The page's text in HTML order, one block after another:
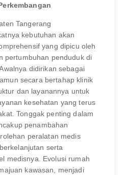
Tangerang
kebutuhan akan
yang dipicu oleh
pertumbuhan penduduk di
didirikan sebagai
secara bertahap klinik
dan layanannya untuk
kesehatan yang terus
Tonggak penting dalam
penambahan
peralatan medis
serta
medisnya. Evolusi rumah
kawasan, menjadi